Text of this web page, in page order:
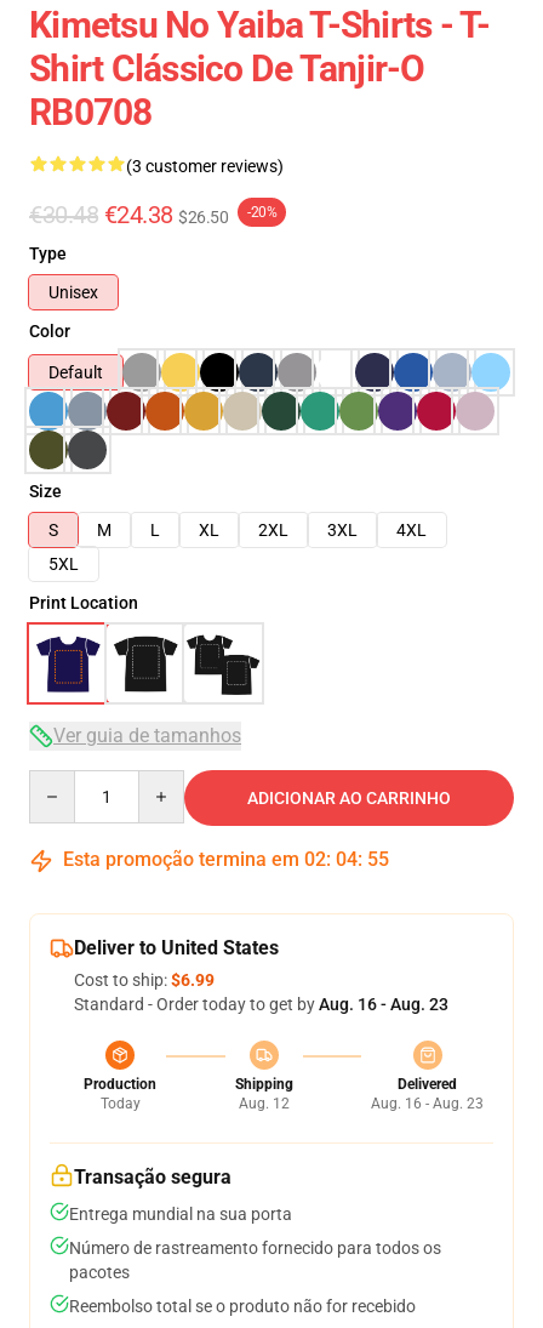
Kimetsu No Yaiba T-Shirts - T-
Shirt Clássico De Tanjir-O
RB0708
(3 customer reviews)
€30.48 €24.38 $26.50 -20%
Type
Unisex
Color
Default
Size
S
M L XL 2XL 3XL
4XL
5XL
Print Location
Ver guia de tamanhos
ADICIONAR AO CARRINHO
Esta promoção termina em 02: 04: 54
Deliver to United States
Cost to ship:$6.99
Standard - Order today to get byAug. 16 - Aug. 23
Production
Today
Shipping
Aug. 12
Delivered
Aug. 16 - Aug. 23
Transação segura
Entrega mundial na sua porta
Número de rastreamento fornecido para todos os
pacotes
Reembolso total se o produto não for recebido